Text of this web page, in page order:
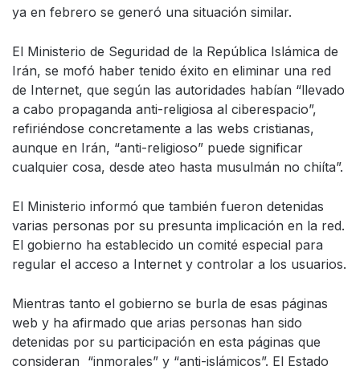
ya en febrero se generó una situación similar.
El Ministerio de Seguridad de la República Islámica de
Irán, se mofó haber tenido éxito en eliminar una red
de Internet, que según las autoridades habían “llevado
a cabo propaganda anti-religiosa al ciberespacio”,
refiriéndose concretamente a las webs cristianas,
aunque en Irán, “anti-religioso” puede significar
cualquier cosa, desde ateo hasta musulmán no chiíta”.
El Ministerio informó que también fueron detenidas
varias personas por su presunta implicación en la red.
El gobierno ha establecido un comité especial para
regular el acceso a Internet y controlar a los usuarios.
Mientras tanto el gobierno se burla de esas páginas
web y ha afirmado que arias personas han sido
detenidas por su participación en esta páginas que
consideran “inmorales” y “anti-islámicos”. El Estado